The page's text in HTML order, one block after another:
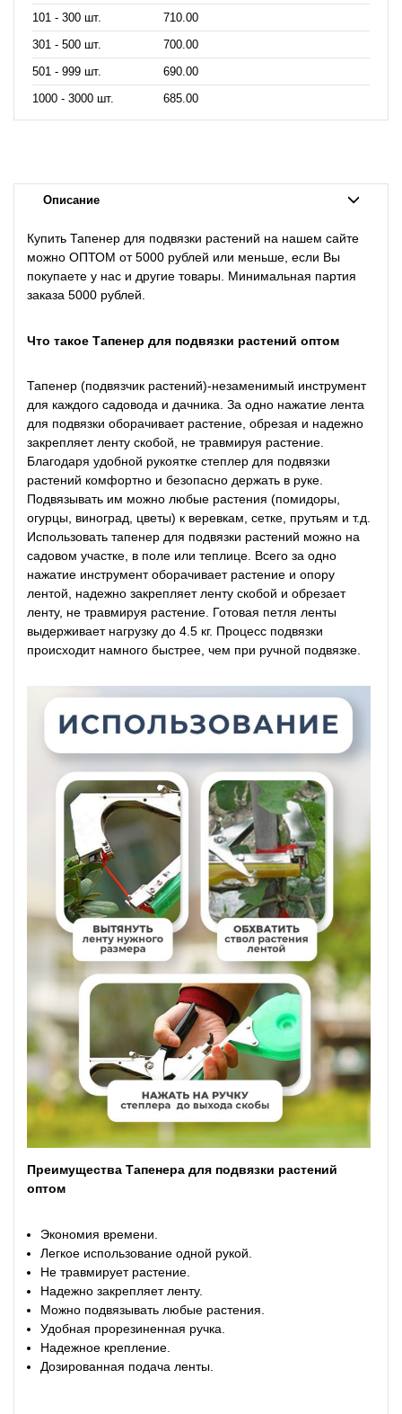
101 - 300 шт.
710.00
301 - 500 шт.
700.00
501 - 999 шт.
690.00
1000 - 3000 шт.
685.00
Описание
Купить Тапенер для подвязки растений на нашем сайте
можно ОПТОМ от 5000 рублей или меньше, если Вы
покупаете у нас и другие товары. Минимальная партия
заказа 5000 рублей.
Что такое Тапенер для подвязки растений оптом
Тапенер (подвязчик растений)-незаменимый инструмент
для каждого садовода и дачника. За одно нажатие лента
для подвязки оборачивает растение, обрезая и надежно
закрепляет ленту скобой, не травмируя растение.
Благодаря удобной рукоятке степлер для подвязки
растений комфортно и безопасно держать в руке.
Подвязывать им можно любые растения (помидоры,
огурцы, виноград, цветы) к веревкам, сетке, прутьям и т.д.
Использовать тапенер для подвязки растений можно на
садовом участке, в поле или теплице. Всего за одно
нажатие инструмент оборачивает растение и опору
лентой, надежно закрепляет ленту скобой и обрезает
ленту, не травмируя растение. Готовая петля ленты
выдерживает нагрузку до 4.5 кг. Процесс подвязки
происходит намного быстрее, чем при ручной подвязке.
Преимущества Тапенера для подвязки растений
оптом
Экономия времени.
Легкое использование одной рукой.
Не травмирует растение.
Надежно закрепляет ленту.
Можно подвязывать любые растения.
Удобная прорезиненная ручка.
Надежное крепление.
Дозированная подача ленты.